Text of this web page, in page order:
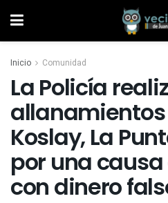
Inicio Comunidad
La Policía
Koslay, La
por una
con dinero